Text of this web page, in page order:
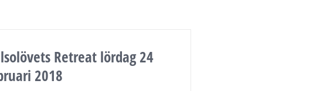
Retreat lördag 24
2018